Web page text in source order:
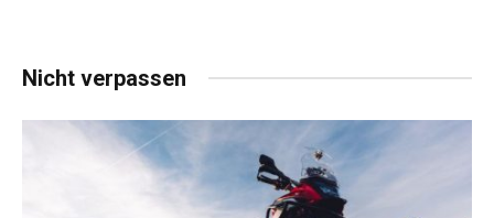
Nicht verpassen